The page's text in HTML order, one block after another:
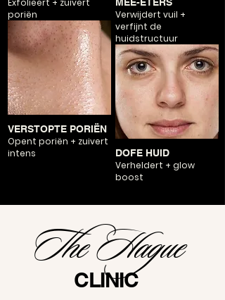
Exfolieert + zuivert
poriën
VERSTOPTE PORIËN
Opent poriën + zuivert
intens
Verwijdert vuil +
verfijnt de
huidstructuur
DOFE HUID
Verheldert + glow
boost
The Hague
CLINIC